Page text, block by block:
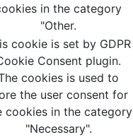
in the category
"Other.
cookie is set by GDPR
Consent plugin.
cookies is used to
the user consent for
cookies in the category
"Necessary".